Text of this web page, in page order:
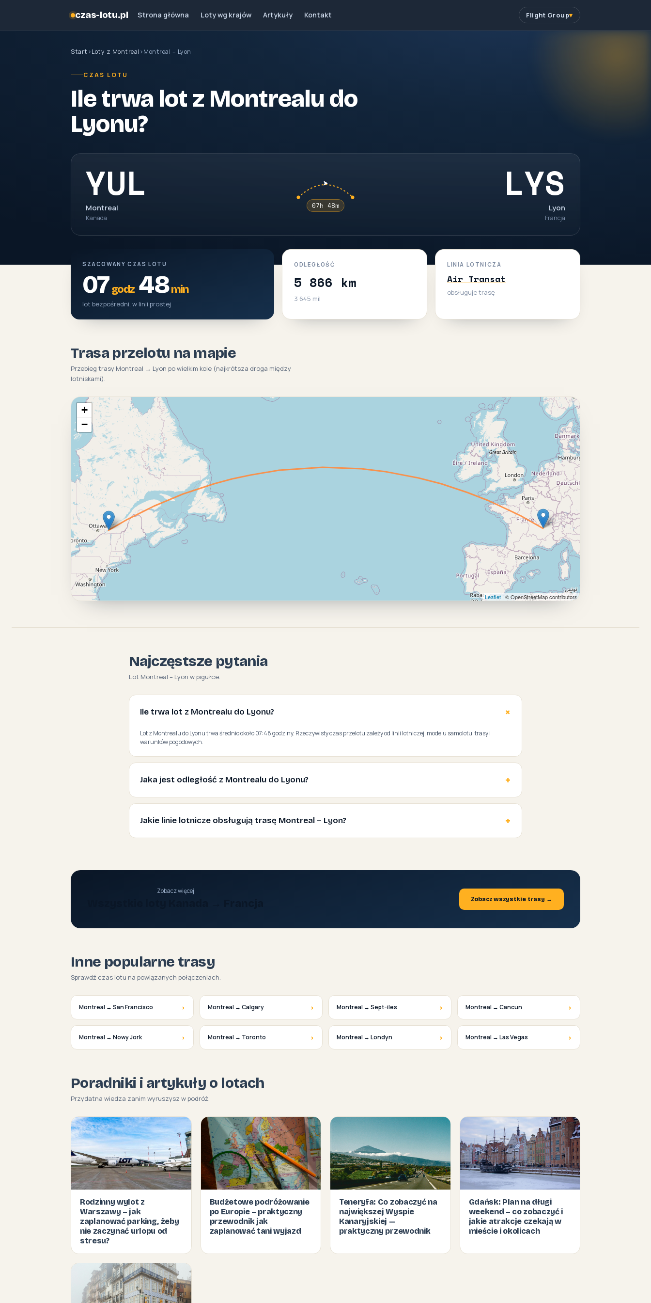
czas-lotu.pl Strona główna Loty wg krajów Artykuły Kontakt Flight Group
Start ›Loty z Montreal ›Montreal – Lyon
CZAS LOTU
Ile trwa lot z Montrealu do
Lyonu?
YUL
Montreal
Kanada
07h 48m LYS
Lyon
Francja
SZACOWANY CZAS LOTU
07godz48min
lot bezpośredni, w linii prostej
ODLEGŁOŚĆ
5 866 km
3 645 mil
LINIA LOTNICZA
Air Transat
obsługuje trasę
Trasa przelotu na mapie
Przebieg trasy Montreal → Lyon po wielkim kole (najkrótsza droga między
lotniskami).
+
−
Leaflet | © OpenStreetMap contributors
Najczęstsze pytania
Lot Montreal – Lyon w pigułce.
Ile trwa lot z Montrealu do Lyonu?
Lot z Montrealu do Lyonu trwa średnio około 07:48 godziny. Rzeczywisty czas przelotu zależy od linii lotniczej, modelu samolotu, trasy i
warunków pogodowych.
Jaka jest odległość z Montrealu do Lyonu?
Jakie linie lotnicze obsługują trasę Montreal – Lyon?
Zobacz więcej
Zobacz wszystkie trasy →
Inne popularne trasy
Sprawdź czas lotu na powiązanych połączeniach.
Montreal → San Francisco › Montreal → Calgary › Montreal → Sept-iles › Montreal → Cancun ›
Montreal → Nowy Jork › Montreal → Toronto › Montreal → Londyn › Montreal → Las Vegas ›
Poradniki i artykuły o lotach
Przydatna wiedza zanim wyruszysz w podróż.
Rodzinny wylot z
Warszawy – jak
zaplanować parking, żeby
nie zaczynać urlopu od
stresu?
Budżetowe podróżowanie
po Europie – praktyczny
przewodnik jak
zaplanować tani wyjazd
Teneryfa: Co zobaczyć na
największej Wyspie
Kanaryjskiej —
praktyczny przewodnik
Gdańsk: Plan na długi
weekend – co zobaczyć i
jakie atrakcje czekają w
mieście i okolicach